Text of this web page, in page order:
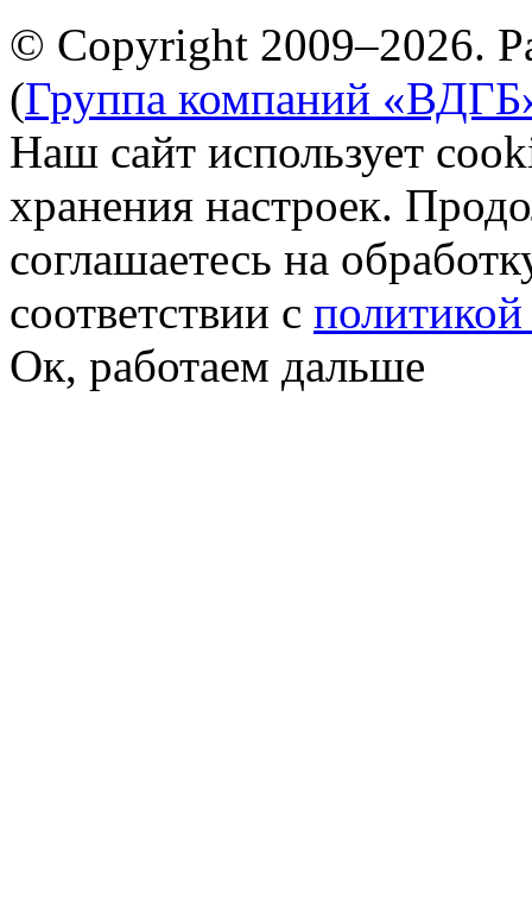
© Copyright 2009–2026.
(Группа компаний
Наш сайт использует
хранения настроек.
соглашаетесь на
соответствии с
Ок, работаем дальше